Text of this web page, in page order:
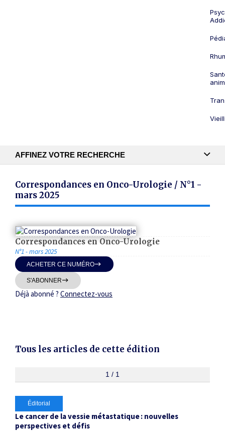
AFFINEZ VOTRE RECHERCHE
Thématiques
Du
Correspondances en Onco-Urologie / N°1 -
mars 2025
Correspondances en Onco-Urologie
N°1 - mars 2025
ACHETER CE NUMÉRO
S'ABONNER
Déjà abonné ? Connectez-vous
Tous les articles de cette édition
1 / 1
Éditorial
Le cancer de la vessie métastatique : nouvelles
perspectives et défis